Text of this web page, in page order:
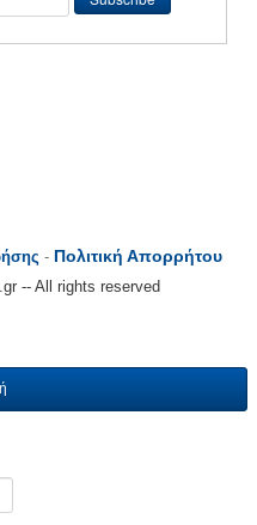
- Πολιτική Απορρήτου
-- All rights reserved